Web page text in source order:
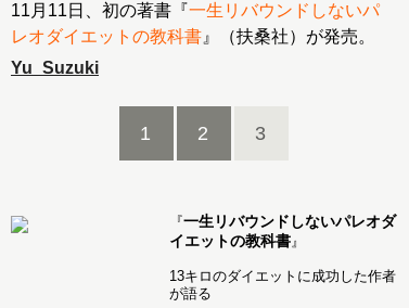
11月11日、初の著書『一生リバウンドしないパ
レオダイエットの教科書 』（扶桑社）が発売。
Yu_Suzuki
1 2 3
『一生リバウンドしないパレオダ
イエットの教科書』
13キロのダイエットに成功した作者
が語る